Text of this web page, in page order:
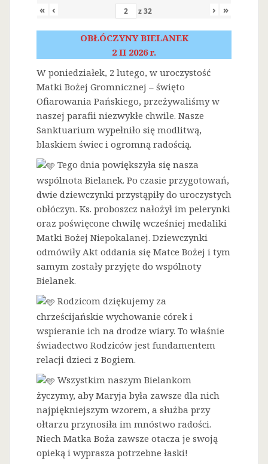
« ‹ z32 › »
OBŁÓCZYNY BIELANEK
2 II 2026 r.
W poniedziałek, 2 lutego, w uroczystość
Matki Bożej Gromnicznej – święto
Ofiarowania Pańskiego, przeżywaliśmy w
naszej parafii niezwykłe chwile. Nasze
Sanktuarium wypełniło się modlitwą,
blaskiem świec i ogromną radością.
Tego dnia powiększyła się nasza
wspólnota Bielanek. Po czasie przygotowań,
dwie dziewczynki przystąpiły do uroczystych
obłóczyn. Ks. proboszcz nałożył im pelerynki
oraz poświęcone chwilę wcześniej medaliki
Matki Bożej Niepokalanej. Dziewczynki
odmówiły Akt oddania się Matce Bożej i tym
samym zostały przyjęte do wspólnoty
Bielanek.
Rodzicom dziękujemy za
chrześcijańskie wychowanie córek i
wspieranie ich na drodze wiary. To właśnie
świadectwo Rodziców jest fundamentem
relacji dzieci z Bogiem.
Wszystkim naszym Bielankom
życzymy, aby Maryja była zawsze dla nich
najpiękniejszym wzorem, a służba przy
ołtarzu przynosiła im mnóstwo radości.
Niech Matka Boża zawsze otacza je swoją
opieką i wyprasza potrzebne łaski!